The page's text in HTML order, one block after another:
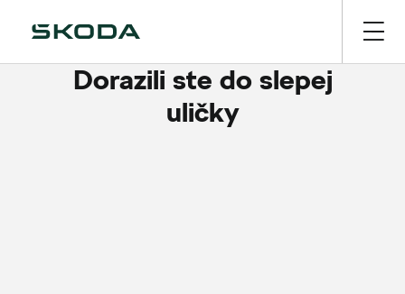
Dorazili ste do slepej
uličky